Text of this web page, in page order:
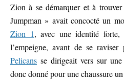
Zion à se démarquer et à
Jumpman » avait concocté un
Zion 1, avec une identité
l’empeigne, avant de se
Pelicans se dirigeait vers sur
donc donné pour une chaussure